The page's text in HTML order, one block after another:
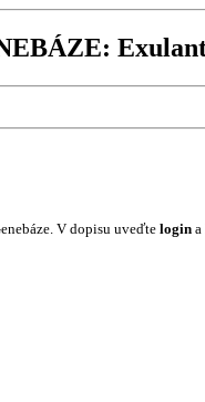
V dopisu uveďte login a